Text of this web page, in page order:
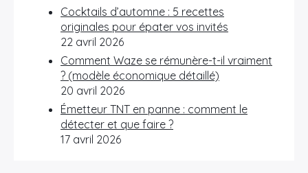
Cocktails d’automne : 5 recettes
originales pour épater vos invités
22 avril 2026
Comment Waze se rémunère-t-il vraiment
? (modèle économique détaillé)
20 avril 2026
Émetteur TNT en panne : comment le
détecter et que faire ?
17 avril 2026